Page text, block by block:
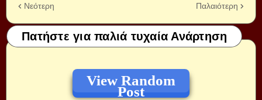
Νεότερη Παλαιότερη
Πατήστε για παλιά τυχαία Ανάρτηση
View Random
Post